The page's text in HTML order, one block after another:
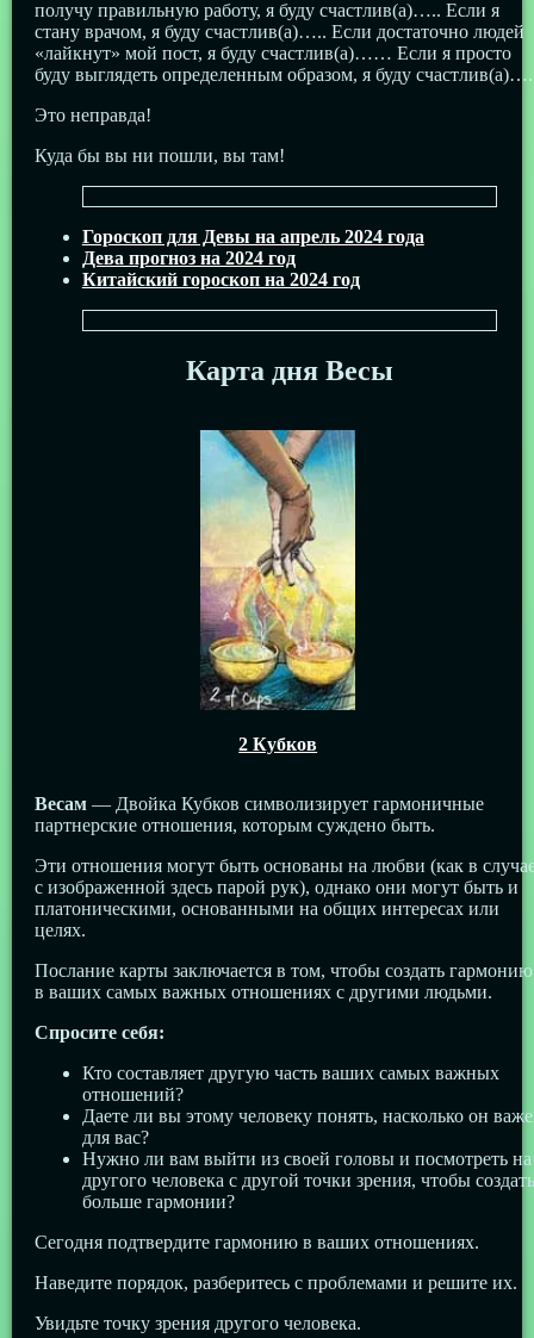
получу правильную работу, я буду счастлив(а)….. Если я
стану врачом, я буду счастлив(а)….. Если достаточно людей
«лайкнут» мой пост, я буду счастлив(а)…… Если я просто
буду выглядеть определенным образом, я буду
Это неправда!
Куда бы вы ни пошли, вы там!
Гороскоп для Девы на апрель 2024 года
Дева прогноз на 2024 год
Китайский гороскоп на 2024 год
Карта дня Весы
2 Кубков
Весам— Двойка Кубков символизирует гармоничные
партнерские отношения, которым суждено быть.
Эти отношения могут быть основаны на любви (как в
с изображенной здесь парой рук), однако они могут быть и
платоническими, основанными на общих интересах или
целях.
Послание карты заключается в том, чтобы создать гармонию
в ваших самых важных отношениях с другими людьми.
Спросите себя:
Кто составляет другую часть ваших самых важных
отношений?
Даете ли вы этому человеку понять, насколько он
для вас?
Нужно ли вам выйти из своей головы и посмотреть на
другого человека с другой точки зрения, чтобы создать
больше гармонии?
Сегодня подтвердите гармонию в ваших отношениях.
Наведите порядок, разберитесь с проблемами и решите их.
Увидьте точку зрения другого человека.